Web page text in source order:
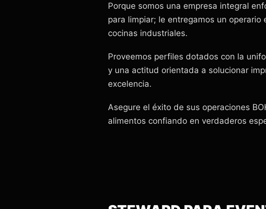
Porque somos una empresa integral
para limpiar; le entregamos un
cocinas industriales.
Proveemos perfiles dotados con la
y una actitud orientada a solucionar
excelencia.
Asegure el éxito de sus operaciones
alimentos confiando en verdaderos